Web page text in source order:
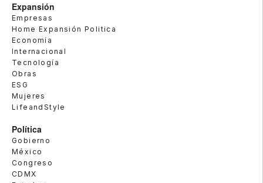
Expansión
Empresas
Home Expansión Politica
Economía
Internacional
Tecnología
Obras
ESG
Mujeres
LifeandStyle
Política
Gobierno
México
Congreso
CDMX